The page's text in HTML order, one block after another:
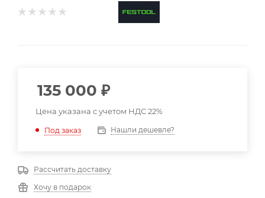
135 000 ₽
Цена указана с учетом НДС 22%
Под заказ Нашли дешевле?
Рассчитать доставку
Хочу в подарок